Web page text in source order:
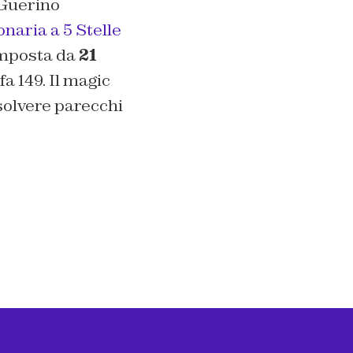
a 5 Stelle
da21
149. Il magic
parecchi